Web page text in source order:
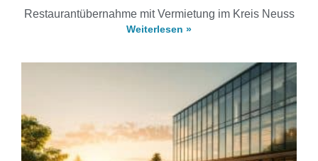
Restaurantübernahme mit Vermietung im Kreis Neuss
Weiterlesen »